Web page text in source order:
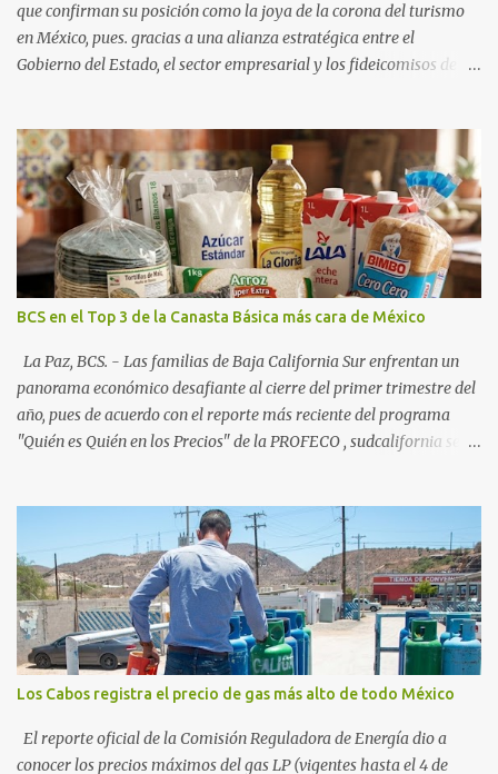
que confirman su posición como la joya de la corona del turismo
en México, pues. gracias a una alianza estratégica entre el
Gobierno del Estado, el sector empresarial y los fideicomisos de
una derrama económica sin precedentes. Las proyecciones para
este periodo vacacional son optimistas, con un promedio estatal
que supera el 70% . Sin embargo, la sorpresa del año la ha dado el
norte del estado. Comondú encabeza las expectativas con un
impresionante 89% de ocupación, impulsado por el interés
creciente en el turismo de naturaleza. Le siguen destinos
consolidados y emergentes: Los Cabos: 72% promedio (esperando
picos del 79% en Año Nuevo). La Paz: 66%. Loreto: 58%. Mulegé:
54%. "Estamos viendo un fenómeno de diversificación. Ya no solo
vienen por el lujo de Los Cabos, sino por la aut...
BCS en el Top 3 de la Canasta Básica más cara de México
La Paz, BCS. - Las familias de Baja California Sur enfrentan un
panorama económico desafiante al cierre del primer trimestre del
año, pues de acuerdo con el reporte más reciente del programa
"Quién es Quién en los Precios" de la PROFECO , sudcalifornia se
datos correspondientes al cierre de marzo y la primera semana de
abril revelan que adquirir el paquete de los 24 productos
esenciales alcanzó un precio de 942.50 pesos en la ciudad de La Paz
. Este monto fue detectado específicamente en el establecimiento
Bodega Aurrera ubicado en el fraccionamiento Camino Real,
superando la barrera de los 910 pesos establecida como meta por
el gobierno federal en el Paquete Contra la Inflación y la Carestía
(PACIC). Dentro del análisis por zonas geográficas, la entidad se
ubica en la región Centro-Norte , que comparte con estados como
Aguascaliente...
Los Cabos registra el precio de gas más alto de todo México
El reporte oficial de la Comisión Reguladora de Energía dio a
conocer los precios máximos del gas LP (vigentes hasta el 4 de